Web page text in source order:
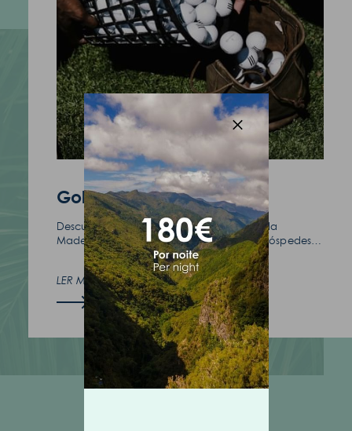
CONTATE-NOS
(+351) 291 702 003
Golfe no Santo da Serra
Descubra o prazer do golfe na natureza da
Madeira com descontos exclusivos para hóspedes
Enotel, no Clube de Golfe do Santo da Serra.
LER MAIS